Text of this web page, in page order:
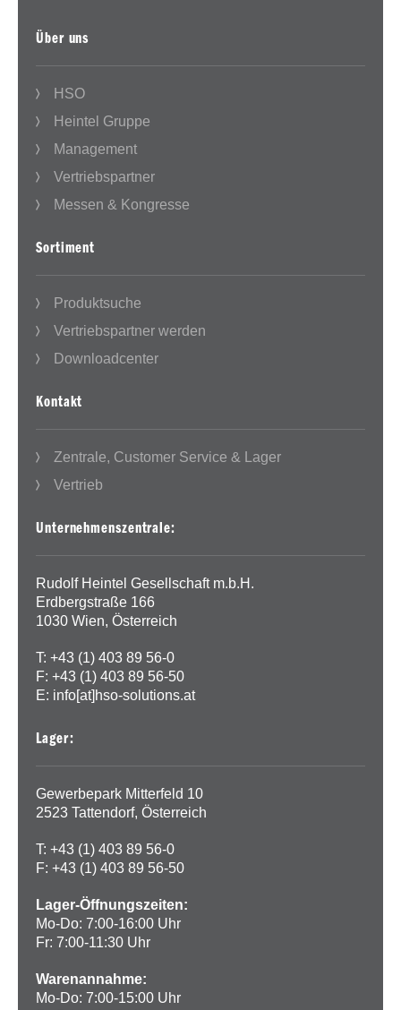
Über uns
HSO
Heintel Gruppe
Management
Vertriebspartner
Messen & Kongresse
Sortiment
Produktsuche
Vertriebspartner werden
Downloadcenter
Kontakt
Zentrale, Customer Service & Lager
Vertrieb
Unternehmenszentrale:
Rudolf Heintel Gesellschaft m.b.H.
Erdbergstraße 166
1030 Wien, Österreich
T: +43 (1) 403 89 56-0
F: +43 (1) 403 89 56-50
E: info[at]hso-solutions.at
Lager:
Gewerbepark Mitterfeld 10
2523 Tattendorf, Österreich
T: +43 (1) 403 89 56-0
F: +43 (1) 403 89 56-50
Lager-Öffnungszeiten:
Mo-Do: 7:00-16:00 Uhr
Fr: 7:00-11:30 Uhr
Warenannahme:
Mo-Do: 7:00-15:00 Uhr